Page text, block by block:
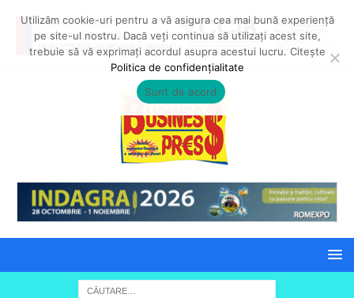
Utilizăm cookie-uri pentru a vă asigura cea mai bună experiență
pe site-ul nostru. Dacă veți continua să utilizați acest site,
trebuie să vă exprimați acordul asupra acestui lucru. Citește
Politica de confidențialitate
Sunt de acord